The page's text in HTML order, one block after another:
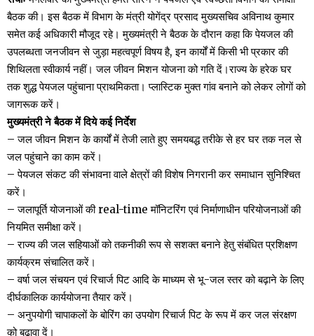
बैठक की। इस बैठक में विभाग के मंत्री योगेंद्र प्रसाद मुख्यसचिव अविनाथ कुमार
समेत कई अधिकारी मौजूद रहे। मुख्यमंत्री ने बैठक के दौरान कहा कि पेयजल की
उपलब्धता जनजीवन से जुड़ा महत्वपूर्ण विषय है, इन कार्यों में किसी भी प्रकार की
शिथिलता स्वीकार्य नहीं। जल जीवन मिशन योजना को गति दें।राज्य के हरेक घर
तक शुद्ध पेयजल पहुंचाना प्राथमिकता। प्लास्टिक मुक्त गांव बनाने को लेकर लोगों को
जागरूक करें।
मुख्यमंत्री ने बैठक में दिये कई निर्देश
– जल जीवन मिशन के कार्यों में तेजी लाते हुए समयबद्ध तरीके से हर घर तक नल से
जल पहुंचाने का काम करें।
– पेयजल संकट की संभावना वाले क्षेत्रों की विशेष निगरानी कर समाधान सुनिश्चित
करें।
– जलापूर्ति योजनाओं की real-time मॉनिटरिंग एवं निर्माणाधीन परियोजनाओं की
नियमित समीक्षा करें।
– राज्य की जल सहियाओं को तकनीकी रूप से सशक्त बनाने हेतु संबंधित प्रशिक्षण
कार्यक्रम संचालित करें।
– वर्षा जल संचयन एवं रिचार्ज पिट आदि के माध्यम से भू-जल स्तर को बढ़ाने के लिए
दीर्घकालिक कार्ययोजना तैयार करें।
– अनुपयोगी चापाकलों के बोरिंग का उपयोग रिचार्ज पिट के रूप में कर जल संरक्षण
को बढ़ावा दें।